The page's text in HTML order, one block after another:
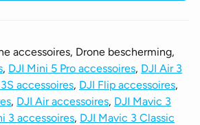
accessoires, Drone bescherming,
, DJI Mini 5 Pro accessoires, DJI Air 3
accessoires, DJI Flip accessoires,
, DJI Air accessoires, DJI Mavic 3
3 accessoires, DJI Mavic 3 Classic